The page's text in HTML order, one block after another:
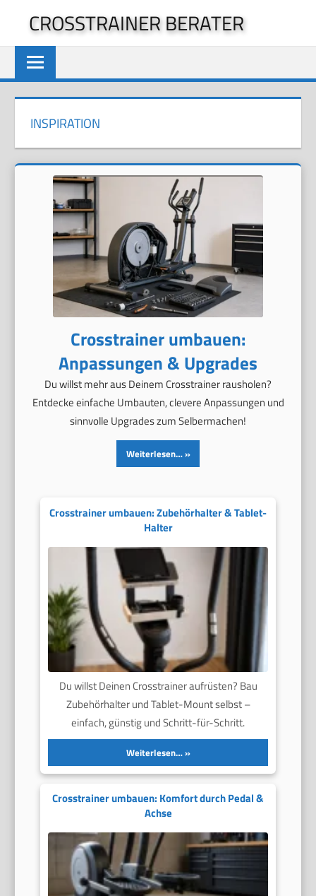
springen
CROSSTRAINER BERATER
INSPIRATION
Crosstrainer umbauen:
Anpassungen & Upgrades
Du willst mehr aus Deinem Crosstrainer rausholen?
Entdecke einfache Umbauten, clevere Anpassungen und
sinnvolle Upgrades zum Selbermachen!
Weiterlesen…
Crosstrainer umbauen: Zubehörhalter & Tablet-
Halter
Du willst Deinen Crosstrainer aufrüsten? Bau
Zubehörhalter und Tablet-Mount selbst –
einfach, günstig und Schritt-für-Schritt.
Weiterlesen…
Crosstrainer umbauen: Komfort durch Pedal &
Achse